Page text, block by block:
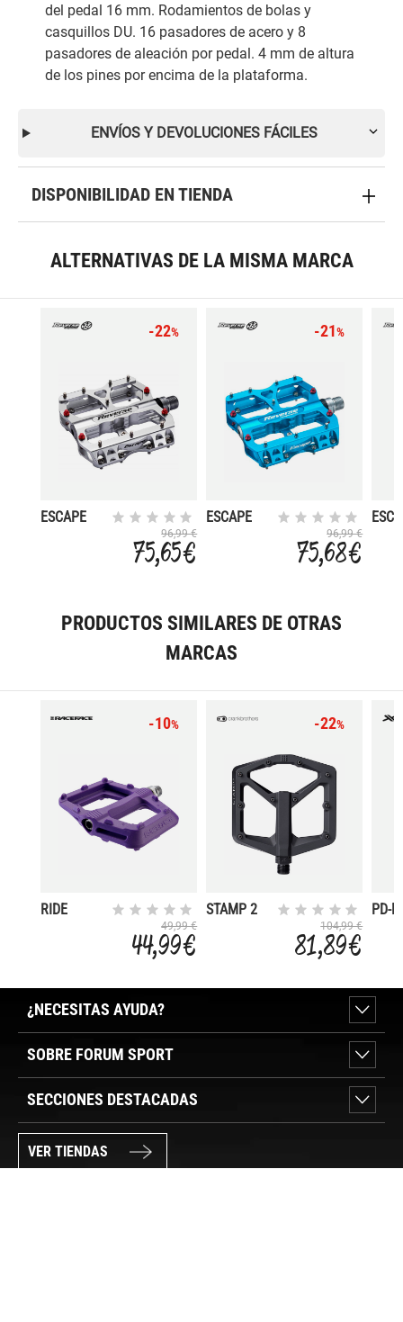
del pedal 16 mm. Rodamientos de bolas y
casquillos DU. 16 pasadores de acero y 8
pasadores de aleación por pedal. 4 mm de altura
de los pines por encima de la plataforma.
ENVÍOS Y DEVOLUCIONES FÁCILES
DISPONIBILIDAD EN TIENDA
ALTERNATIVAS DE LA MISMA MARCA
-22%
ESCAPE
96,99 €
75,65 €
-21%
ESCAPE
96,99 €
75,68 €
PRODUCTOS SIMILARES DE OTRAS
MARCAS
-10%
RIDE
49,99 €
44,99 €
-22%
STAMP 2
104,99 €
81,89 €
PD-
¿NECESITAS AYUDA?
SOBRE FORUM SPORT
SECCIONES DESTACADAS
VER TIENDAS